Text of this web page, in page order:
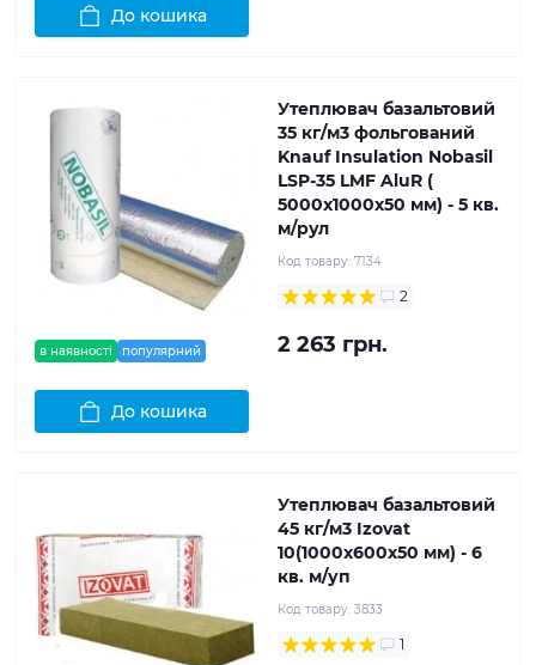
До кошика
в наявності популярний
Утеплювач базальтовий
35 кг/м3 фольгований
Knauf Insulation Nobasil
LSP-35 LMF AluR (
5000x1000x50 мм) - 5 кв.
м/рул
Код товару: 7134
2
2 263 грн.
До кошика
Утеплювач базальтовий
45 кг/м3 Izovat
10(1000x600x50 мм) - 6
кв. м/уп
Код товару: 3833
1